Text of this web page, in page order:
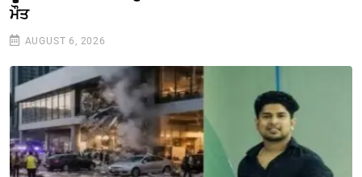
ਮੌਤ
AUGUST 6, 2026